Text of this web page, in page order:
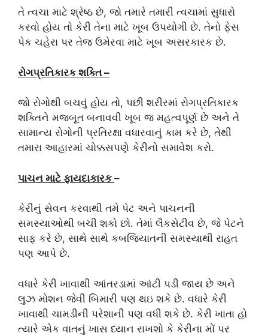
તે ત્વચા માટે શ્રેષ્ઠ છે, જો તમારે તમારી ત્વચામાં સુધારો
કરવો હોય તો કેરી તેના માટે ખૂબ ઉપયોગી છે. તેનો ફેસ
પેક ચહેરા પર તેજ ઉમેરવા માટે ખૂબ અસરકારક છે.
રોગપ્રતિકારક શક્તિ –
જો રોગોથી બચવું હોય તો, પછી શરીરમાં રોગપ્રતિકારક
શક્તિને મજબૂત બનાવવી ખૂબ જ મહત્વપૂર્ણ છે અને તે
સામાન્ય રોગોની પ્રતિરક્ષા વધારવાનું કામ કરે છે, તેથી
તમારા આહારમાં ચોક્કસપણે કેરીનો સમાવેશ કરો.
પાચન માટે ફાયદાકારક –
કેરીનું સેવન કરવાથી તમે પેટ અને પાચનની
સમસ્યાઓથી બચી શકો છો. તેમાં લૈકસેટીવ છે, જે પેટને
સાફ કરે છે, સાથે સાથે કબજિયાતની સમસ્યાથી રાહત
પણ આપે છે.
વધારે કેરી ખાવાથી આંતરડામાં આંટી પડી જાય છે અને
લુઝ મોશન જેવી બિમારી પણ થઇ શકે છે. વધારે કેરી
ખાવાથી ચામડીની પરેશાની પણ વધી શકે છે. કેરી ખાતા હો
ત્યારે એક વાતનું ખાસ ધ્યાન રાખશો કે કેરીના મોં પર